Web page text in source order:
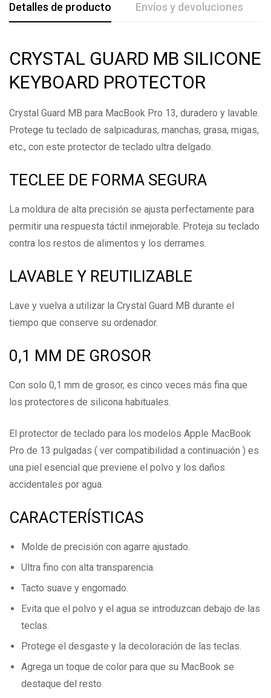
Detalles de producto Envíos y devoluciones
CRYSTAL GUARD MB SILICONE
KEYBOARD PROTECTOR
Crystal Guard MB para MacBook Pro 13, duradero y lavable.
Protege tu teclado de salpicaduras, manchas, grasa, migas,
etc., con este protector de teclado ultra delgado.
TECLEE DE FORMA SEGURA
La moldura de alta precisión se ajusta perfectamente para
permitir una respuesta táctil inmejorable. Proteja su teclado
contra los restos de alimentos y los derrames.
LAVABLE Y REUTILIZABLE
Lave y vuelva a utilizar la Crystal Guard MB durante el
tiempo que conserve su ordenador.
0,1 MM DE GROSOR
Con solo 0,1 mm de grosor, es cinco veces más fina que
los protectores de silicona habituales.
El protector de teclado para los modelos Apple MacBook
Pro de 13 pulgadas ( ver compatibilidad a continuación ) es
una piel esencial que previene el polvo y los daños
accidentales por agua.
CARACTERÍSTICAS
Molde de precisión con agarre ajustado.
Ultra fino con alta transparencia.
Tacto suave y engomado.
Evita que el polvo y el agua se introduzcan debajo de las
teclas.
Protege el desgaste y la decoloración de las teclas.
Agrega un toque de color para que su MacBook se
destaque del resto.
De La Calificación Y Revisión De
Base en 0 Comentarios
Escribe una reseña
Todavía no hay comentarios.